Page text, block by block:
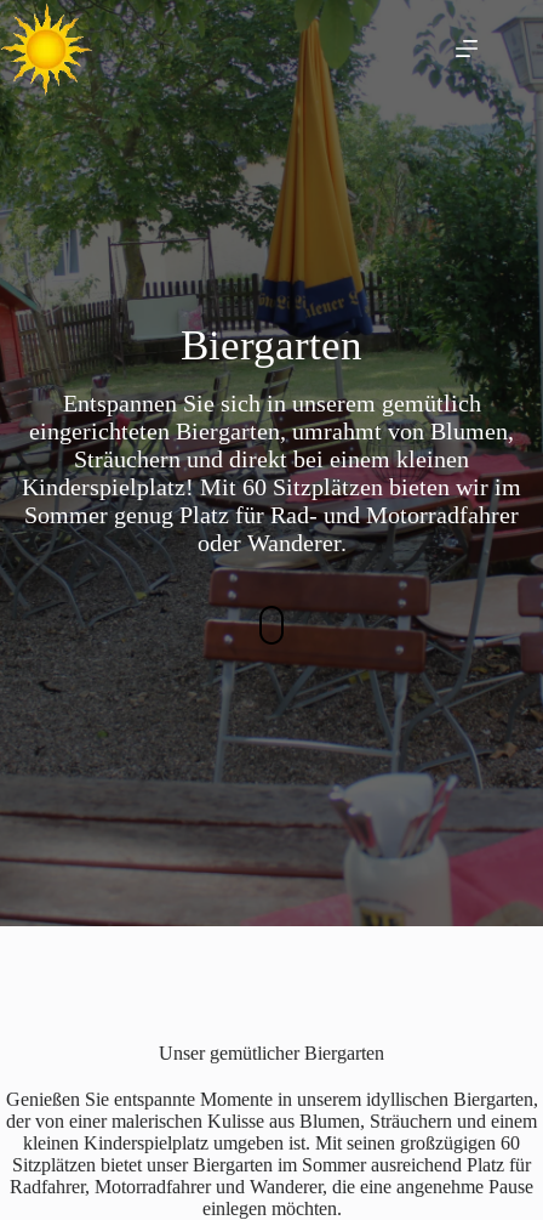
Zum
Inhalt
springen
Biergarten
Biergarten
Entspannen Sie sich in unserem gemütlich
eingerichteten Biergarten, umrahmt von Blumen,
Sträuchern und direkt bei einem kleinen
Kinderspielplatz! Mit 60 Sitzplätzen bieten wir im
Sommer genug Platz für Rad- und Motorradfahrer
oder Wanderer.
Unser gemütlicher Biergarten
Genießen Sie entspannte Momente in unserem idyllischen Biergarten,
der von einer malerischen Kulisse aus Blumen, Sträuchern und einem
kleinen Kinderspielplatz umgeben ist. Mit seinen großzügigen 60
Sitzplätzen bietet unser Biergarten im Sommer ausreichend Platz für
Radfahrer, Motorradfahrer und Wanderer, die eine angenehme Pause
einlegen möchten.